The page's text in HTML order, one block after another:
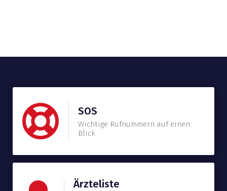
SOS
Wichtige Rufnummern auf einen
Blick
Ärzteliste